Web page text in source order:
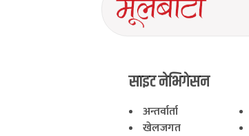
साइट नेभिगेसन
अन्तर्वार्ता
खेलजगत